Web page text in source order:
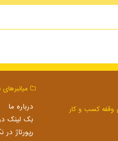
درباره ما
بک لینک
رپورتاژ در